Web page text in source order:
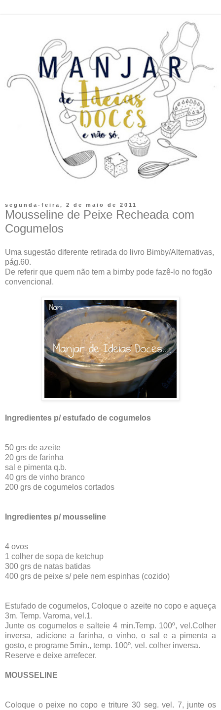
segunda-feira, 2 de maio de 2011
Mousseline de Peixe Recheada com
Cogumelos
Uma sugestão diferente retirada do livro Bimby/Alternativas,
pág.60.
De referir que quem não tem a bimby pode fazê-lo no fogão
convencional.
Ingredientes p/ estufado de cogumelos
50 grs de azeite
20 grs de farinha
sal e pimenta q.b.
40 grs de vinho branco
200 grs de cogumelos cortados
Ingredientes p/ mousseline
4 ovos
1 colher de sopa de ketchup
300 grs de natas batidas
400 grs de peixe s/ pele nem espinhas (cozido)
Estufado de cogumelos, Coloque o azeite no copo e aqueça
3m. Temp. Varoma, vel.1.
Junte os cogumelos e salteie 4 min.Temp. 100º, vel.Colher
inversa, adicione a farinha, o vinho, o sal e a pimenta a
gosto, e programe 5min., temp. 100º, vel. colher inversa.
Reserve e deixe arrefecer.
MOUSSELINE
Coloque o peixe no copo e triture 30 seg. vel. 7, junte os